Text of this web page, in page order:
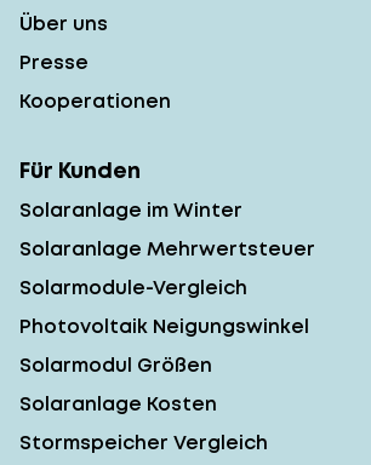
Über uns
Presse
Kooperationen
Für Kunden
Solaranlage im Winter
Solaranlage Mehrwertsteuer
Solarmodule-Vergleich
Photovoltaik Neigungswinkel
Solarmodul Größen
Solaranlage Kosten
Stormspeicher Vergleich